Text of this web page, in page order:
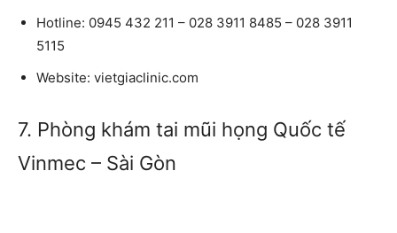
Hotline: 0945 432 211 – 028 3911 8485 – 028 3911
5115
Website: vietgiaclinic.com
7. Phòng khám tai mũi họng Quốc tế
Vinmec – Sài Gòn